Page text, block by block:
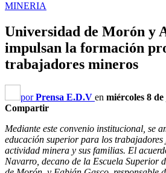
MINERIA
Universidad de Morón y
impulsan la formación
trabajadores mineros
porPrensa E.D.V en miércoles 8
Compartir
Mediante este convenio institucional, se
educación superior para los
actividad minera y sus familias. El
Navarro, decano de la Escuela Superior